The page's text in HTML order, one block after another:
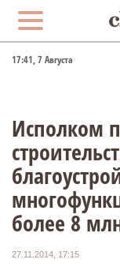
17:41, 7 Августа
Исполком
более 8
27.11.2014, 17:15